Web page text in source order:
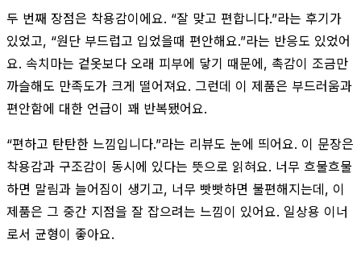
두 번째 장점은 착용감이에요. “잘 맞고 편합니다.”라는 후기가
있었고, “원단 부드럽고 입었을때 편안해요.”라는 반응도 있었어
요. 속치마는 겉옷보다 오래 피부에 닿기 때문에, 촉감이 조금만
까슬해도 만족도가 크게 떨어져요. 그런데 이 제품은 부드러움과
편안함에 대한 언급이 꽤 반복됐어요.
“편하고 탄탄한 느낌입니다.”라는 리뷰도 눈에 띄어요. 이 문장은
착용감과 구조감이 동시에 있다는 뜻으로 읽혀요. 너무 흐물흐물
하면 말림과 늘어짐이 생기고, 너무 빳빳하면 불편해지는데, 이
제품은 그 중간 지점을 잘 잡으려는 느낌이 있어요. 일상용 이너
로서 균형이 좋아요.